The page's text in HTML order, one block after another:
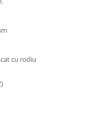
cu rodiu